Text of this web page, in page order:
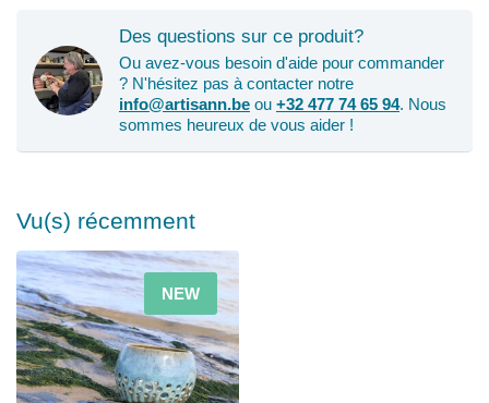
Des questions sur ce produit?
Ou avez-vous besoin d'aide pour commander
? N'hésitez pas à contacter notre
info@artisann.be ou +32 477 74 65 94. Nous
sommes heureux de vous aider !
Vu(s) récemment
NEW